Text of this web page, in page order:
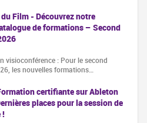
Film - Découvrez notre
de formations – Second
visioconférence : Pour le second
les nouvelles formations…
certifiante sur Ableton
places pour la session de
!